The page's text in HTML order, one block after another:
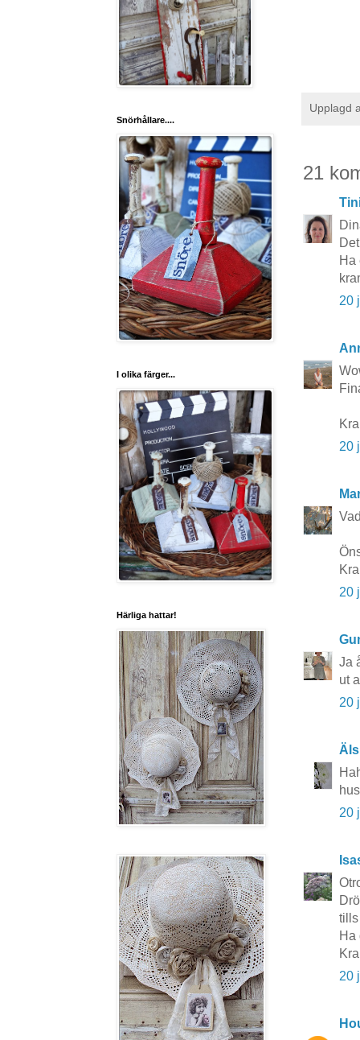
Upplagd
21
Ha
20
20
20
Ja
ut
20
20
Ha
20
Snörhållare....
I olika färger...
Härliga hattar!